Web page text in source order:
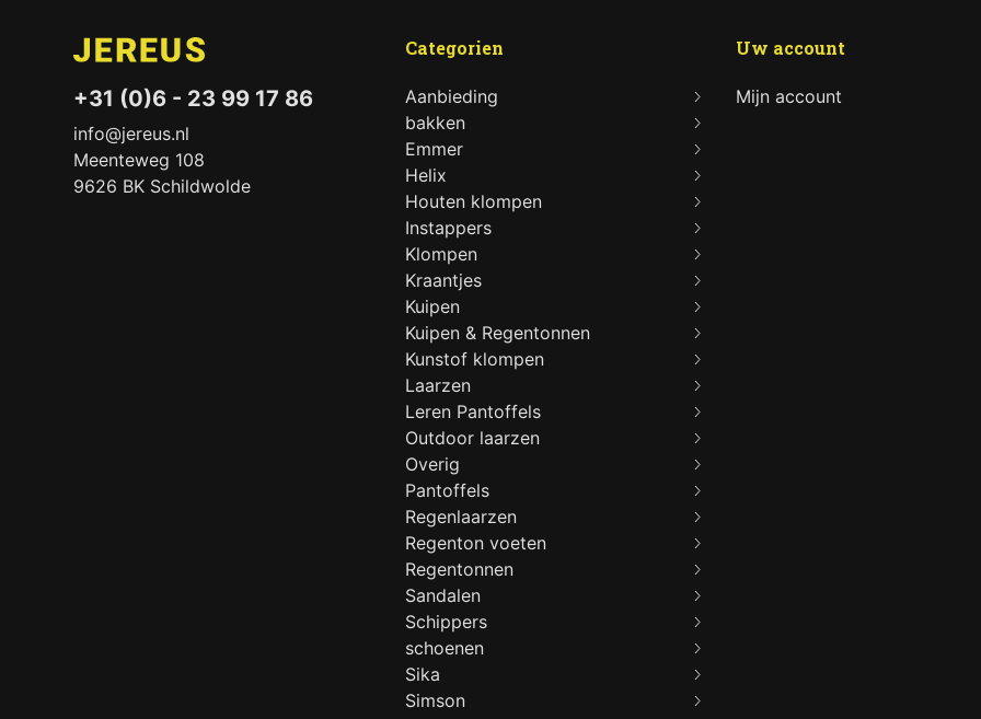
+31 (0)6 - 23 99 17 86
info@jereus.nl
Meenteweg 108
9626 BK Schildwolde
Categorien
Aanbieding
bakken
Emmer
Helix
Houten klompen
Instappers
Klompen
Kraantjes
Kuipen
Kuipen & Regentonnen
Kunstof klompen
Laarzen
Leren Pantoffels
Outdoor laarzen
Overig
Pantoffels
Regenlaarzen
Regenton voeten
Regentonnen
Sandalen
Schippers
schoenen
Sika
Simson
Uw account
Mijn account